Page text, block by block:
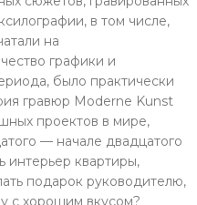
в том числе,
на
графики и
было практически
гравюр Moderne Kunst
проектов в мире,
— начале двадцатого
интерьер квартиры,
подарок руководителю,
с хорошим вкусом?